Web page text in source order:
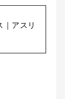
｜アスリ